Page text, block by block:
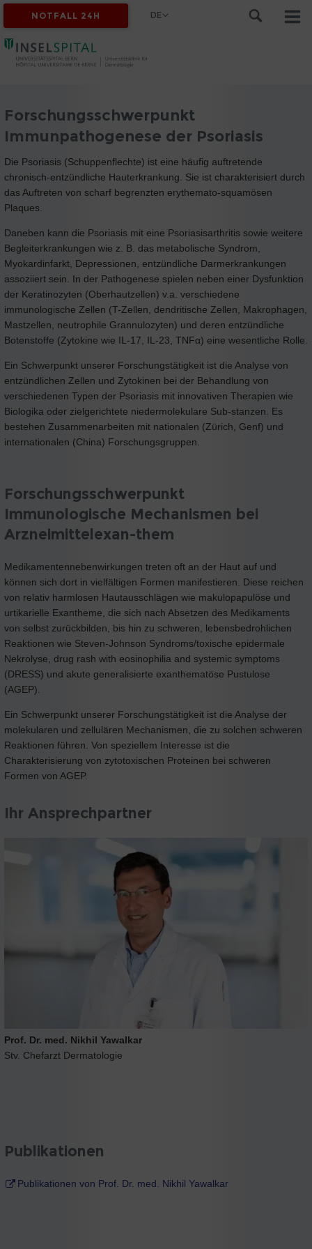
NOTFALL 24H DE
Forschungsschwerpunkt
Immunpathogenese der Psoriasis
Die Psoriasis (Schuppenflechte) ist eine häufig auftretende
chronisch-entzündliche Hauterkrankung. Sie ist charakterisiert durch
das Auftreten von scharf begrenzten erythemato-squamösen
Plaques.
Daneben kann die Psoriasis mit eine Psoriasisarthritis sowie weitere
Begleiterkrankungen wie z. B. das metabolische Syndrom,
Myokardinfarkt, Depressionen, entzündliche Darmerkrankungen
assoziiert sein. In der Pathogenese spielen neben einer Dysfunktion
der Keratinozyten (Oberhautzellen) v.a. verschiedene
immunologische Zellen (T-Zellen, dendritische Zellen, Makrophagen,
Mastzellen, neutrophile Grannulozyten) und deren entzündliche
Botenstoffe (Zytokine wie IL-17, IL-23, TNFα) eine wesentliche Rolle.
Ein Schwerpunkt unserer Forschungstätigkeit ist die Analyse von
entzündlichen Zellen und Zytokinen bei der Behandlung von
verschiedenen Typen der Psoriasis mit innovativen Therapien wie
Biologika oder zielgerichtete niedermolekulare Sub-stanzen. Es
bestehen Zusammenarbeiten mit nationalen (Zürich, Genf) und
internationalen (China) Forschungsgruppen.
Forschungsschwerpunkt
Immunologische Mechanismen bei
Arzneimittelexan-them
Medikamentennebenwirkungen treten oft an der Haut auf und
können sich dort in vielfältigen Formen manifestieren. Diese reichen
von relativ harmlosen Hautausschlägen wie makulopapulöse und
urtikarielle Exantheme, die sich nach Absetzen des Medikaments
von selbst zurückbilden, bis hin zu schweren, lebensbedrohlichen
Reaktionen wie Steven-Johnson Syndroms/toxische epidermale
Nekrolyse, drug rash with eosinophilia and systemic symptoms
(DRESS) und akute generalisierte exanthematöse Pustulose
(AGEP).
Ein Schwerpunkt unserer Forschungstätigkeit ist die Analyse der
molekularen und zellulären Mechanismen, die zu solchen schweren
Reaktionen führen. Von speziellem Interesse ist die
Charakterisierung von zytotoxischen Proteinen bei schweren
Formen von AGEP.
Ihr Ansprechpartner
Prof. Dr. med. Nikhil Yawalkar
Stv. Chefarzt Dermatologie
Publikationen
Publikationen von Prof. Dr. med. Nikhil Yawalkar